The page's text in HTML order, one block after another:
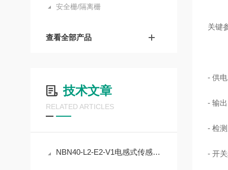
安全栅/隔离栅
查看全部产品
技术文章
RELATED ARTICLES
NBN40-L2-E2-V1电感式传感器的精度稳定性提升
关键
- 供
- 输
- 检
- 开